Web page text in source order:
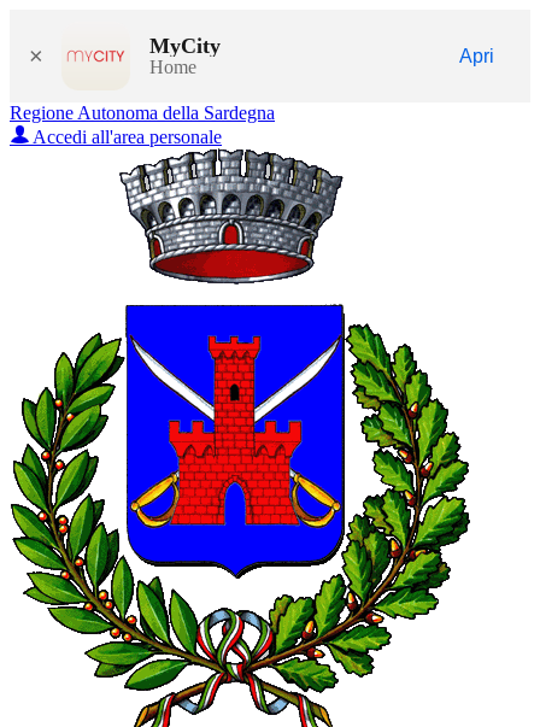
× MyCity
Home
Apri
Regione Autonoma della Sardegna
Accedi all'area personale